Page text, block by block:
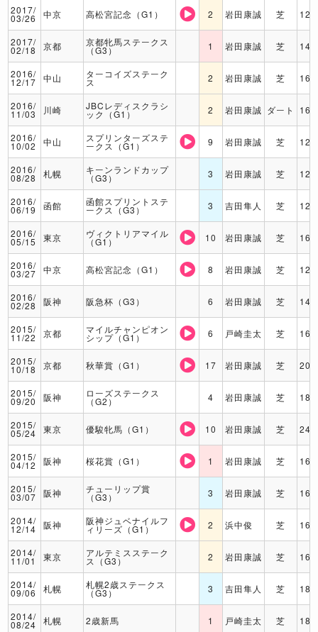
2017/
03/26 中京 高松宮記念（G1） 2 岩田康誠 芝
2017/
02/18 京都 京都牝馬ステークス
（G3） 1 岩田康誠 芝
2016/
12/17 中山 ターコイズステーク
ス 2 岩田康誠 芝
2016/
11/03 川崎 JBCレディスクラシ
ック（G1） 2 岩田康誠 ダート
2016/
10/02 中山 スプリンターズステ
ークス（G1） 9 岩田康誠 芝
2016/
08/28 札幌 キーンランドカップ
（G3） 3 岩田康誠 芝
2016/
06/19 函館 函館スプリントステ
ークス（G3） 3 吉田隼人 芝
2016/
05/15 東京 ヴィクトリアマイル
（G1） 10 岩田康誠 芝
2016/
03/27 中京 高松宮記念（G1） 8 岩田康誠 芝
2016/
02/28 阪神 阪急杯（G3） 6 岩田康誠 芝
2015/
11/22 京都 マイルチャンピオン
シップ（G1） 6 戸崎圭太 芝
2015/
10/18 京都 秋華賞（G1） 17 岩田康誠 芝
2015/
09/20 阪神 ローズステークス
（G2） 4 岩田康誠 芝
2015/
05/24 東京 優駿牝馬（G1） 10 岩田康誠 芝
2015/
04/12 阪神 桜花賞（G1） 1 岩田康誠 芝
2015/
03/07 阪神 チューリップ賞
（G3） 3 岩田康誠 芝
2014/
12/14 阪神 阪神ジュベナイルフ
ィリーズ（G1） 2 浜中俊 芝
2014/
11/01 東京 アルテミスステーク
ス（G3） 2 岩田康誠 芝
2014/
09/06 札幌 札幌2歳ステークス
（G3） 3 吉田隼人 芝
2014/
08/24 札幌 2歳新馬 1 戸崎圭太 芝